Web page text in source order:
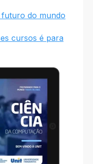
do mundo
cursos é para